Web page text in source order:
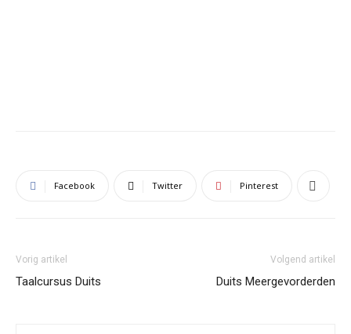
Facebook Twitter Pinterest
Vorig artikel
Taalcursus Duits
Volgend artikel
Duits Meergevorderden